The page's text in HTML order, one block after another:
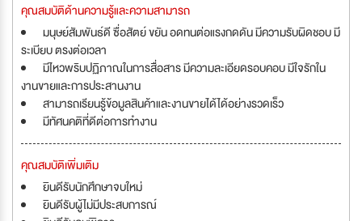
คุณสมบัติด้านความรู้และความสามารถ
มนุษย์สัมพันธ์ดี ซื่อสัตย์ ขยัน อดทนต่อแรงกดดัน มีความรับผิดชอบ มี
ระเบียบ ตรงต่อเวลา
มีไหวพริบปฏิภาณในการสื่อสาร มีความละเอียดรอบคอบ มีใจรักใน
งานขายและการประสานงาน
สามารถเรียนรู้ข้อมูลสินค้าและงานขายได้ได้อย่างรวดเร็ว
มีทัศนคติที่ดีต่อการทำงาน
คุณสมบัติเพิ่มเติม
ยินดีรับนักศึกษาจบใหม่
ยินดีรับผู้ไม่มีประสบการณ์